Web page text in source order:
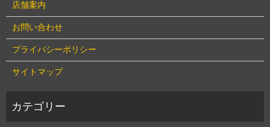
店舗案内
お問い合わせ
プライバシーポリシー
サイトマップ